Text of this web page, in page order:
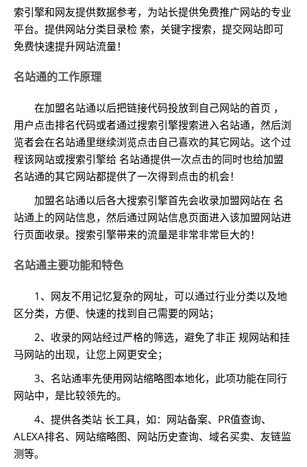
索引擎和网友提供数据参考，为站长提供免费推广网站的专业
平台。提供网站分类目录检 索，关键字搜索，提交网站即可
免费快速提升网站流量！
名站通的工作原理
在加盟名站通以后把链接代码投放到自己网站的首页 ，
用户点击排名代码或者通过搜索引擎搜索进入名站通，然后浏
览者会在名站通里继续浏览点击自己喜欢的其它网站。这个过
程该网站或搜索引擎给 名站通提供一次点击的同时也给加盟
名站通的其它网站都提供了一次得到点击的机会！
加盟名站通以后各大搜索引擎首先会收录加盟网站在 名
站通上的网站信息，然后通过网站信息页面进入该加盟网站进
行页面收录。搜索引擎带来的流量是非常非常巨大的！
名站通主要功能和特色
1、网友不用记忆复杂的网址，可以通过行业分类以及地
区分类，方便、快速的找到自己需要的网站；
2、收录的网站经过严格的筛选，避免了非正 规网站和挂
马网站的出现，让您上网更安全；
3、名站通率先使用网站缩略图本地化，此项功能在同行
网站中，是比较领先的。
4、提供各类站 长工具，如：网站备案、PR值查询、
ALEXA排名、网站缩略图、网站历史查询、域名买卖、友链监
测等。